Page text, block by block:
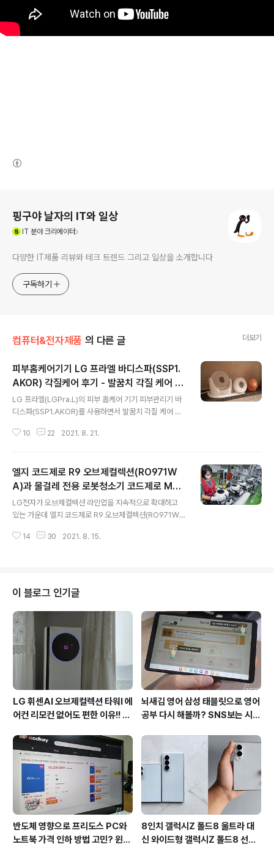
핑구야 날자의 IT와 일상
IT 분야 크리에이터
다양한 IT제품 리뷰와 테크 트렌드 그리고 일상을 소개합니다
구독하기
컴퓨터&전자제품 의 다른 글 더보기
피부홈케어기기 LG 프라엘 바디스파(SSP1.
AKOR) 각질케어 후기 - 발꿈치 각질 케어 글
라스로 한 방에
LG 프라엘(LGPra.L)의 피부 홈케어 기기 피부관리기 바
디스파(SSP1.AKOR)를 사용하면서 발꿈치 각질 케어 글
습니다. 데일리 초음파 샤워 브러시, 바디 각질 케어 브러시
거 있죠. 눈앞에서 효과를 보니 사용해 보지 않을 수 없었나
봐요. 사실 바쁘다는 핑계로 발뒤꿈치 각질은 관리를 거의
못했어요. 그리고 이번에 엘지 프라엘 바디스파의 3종 브
러시 중에 발꿈치 각질 케어 글라스의 효과를 리얼하게 사
용 후기로 효과를 볼까요. 피부홈케어기기 LG 프라엘 바디
스파 언박싱 피부관리는 남녀 구분이 없이 신경을 쓰는 시
10 22 2021. 8. 21.
엘지 코드제로 R9 오브제컬렉션(RO971W
A)과 물걸레 전용 로봇청소기 코드제로 M9
씽큐와 콜라보 청소
LG전자가 오브제컬렉션 라인업을 지속적으로 확대하고
있는 가운데 엘지 코드제로 R9 오브제컬렉션(RO971W
G 코드제로R9을 사용하고 있는데 살짝 컬러부터 비교되
에 외출이나 퇴큰 전에 미리 밖에서 청소를 시키면 훨씬 편
하겠죠. 그래서 로봇청소기를 사용하게 되는 게 아닐까 싶
고 이런게 바로 스마트 라이프가 아닌가 싶습니다. 인공지
능 로봇청소기가 예쁘기 까지 엘지 오브제컬렉션 라인업으
로 깔맞춤하면서 가전제품들을 교체하는 분도 있고 처음부
터 세팅하는 분들도 많을 텐데요. 코로나19만 아니..
14 30 2021. 8. 15.
이 블로그 인기글
LG 휘센AI 오브제컬렉션 타워I 에
어컨 리모컨 없어도 편한 이유!! 7
후기
뇌새김 영어 삼성 태블릿으로 영어
공부 다시 해볼까? SNS보는 시간
반도체 영향으로 프리도스 PC와
노트북 가격 인하 방법 고민? 윈도
8인치 갤럭시Z 폴드8 울트라 대
신 와이드형 갤럭시Z 폴드8 선